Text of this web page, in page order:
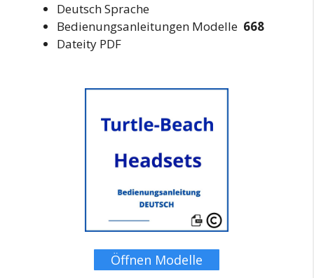
Deutsch Sprache
Bedienungsanleitungen Modelle 668
Dateity PDF
Öffnen Modelle